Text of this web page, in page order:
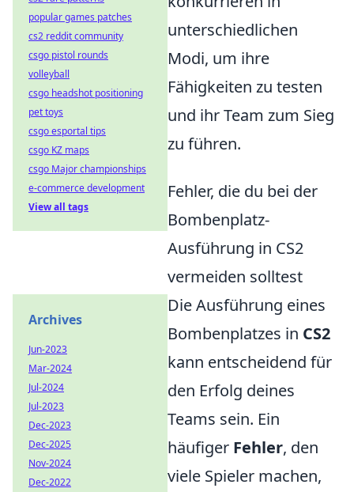
unterschiedlichen
Modi, um ihre
Fähigkeiten zu testen
und ihr Team zum Sieg
zu führen.
Fehler, die du bei der
Bombenplatz-
Ausführung in CS2
vermeiden solltest
Die Ausführung eines
Bombenplatzes in CS2
kann entscheidend für
den Erfolg deines
Teams sein. Ein
häufiger Fehler, den
viele Spieler machen,
popular games patches
cs2 reddit community
csgo pistol rounds
volleyball
csgo headshot positioning
pet toys
csgo esportal tips
csgo KZ maps
csgo Major championships
e-commerce development
View all tags
Archives
Jun-2023
Mar-2024
Jul-2024
Jul-2023
Dec-2023
Dec-2025
Nov-2024
Dec-2022